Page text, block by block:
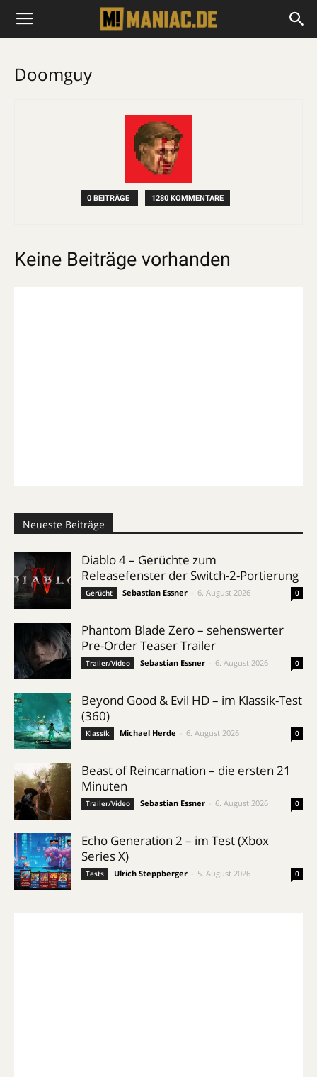
Doomguy
0 BEITRÄGE 1280 KOMMENTARE
Keine Beiträge vorhanden
Neueste Beiträge
Diablo 4 – Gerüchte zum
Releasefenster der Switch-2-Portierung
Gerücht Sebastian Essner 6. August 2026 0
Phantom Blade Zero – sehenswerter
Pre-Order Teaser Trailer
Trailer/Video Sebastian Essner 6. August 2026 0
Beyond Good & Evil HD – im Klassik-Test
(360)
Klassik Michael Herde 6. August 2026 0
Beast of Reincarnation – die ersten 21
Minuten
Trailer/Video Sebastian Essner 6. August 2026 0
Echo Generation 2 – im Test (Xbox
Series X)
Tests Ulrich Steppberger 5. August 2026 0